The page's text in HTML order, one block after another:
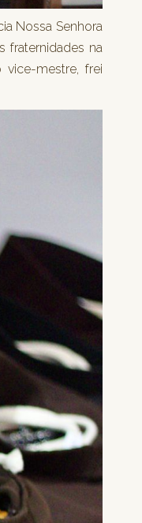
Nossa Senhora
fraternidades na
mestre, frei